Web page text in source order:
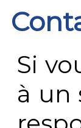
Si
à un